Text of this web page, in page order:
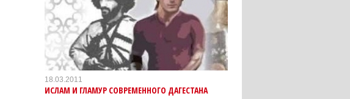
18.03.2011
ИСЛАМ И ГЛАМУР СОВРЕМЕННОГО ДАГЕСТАНА